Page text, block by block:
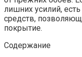
лишних усилий,
средств,
покрытие.
Содержание